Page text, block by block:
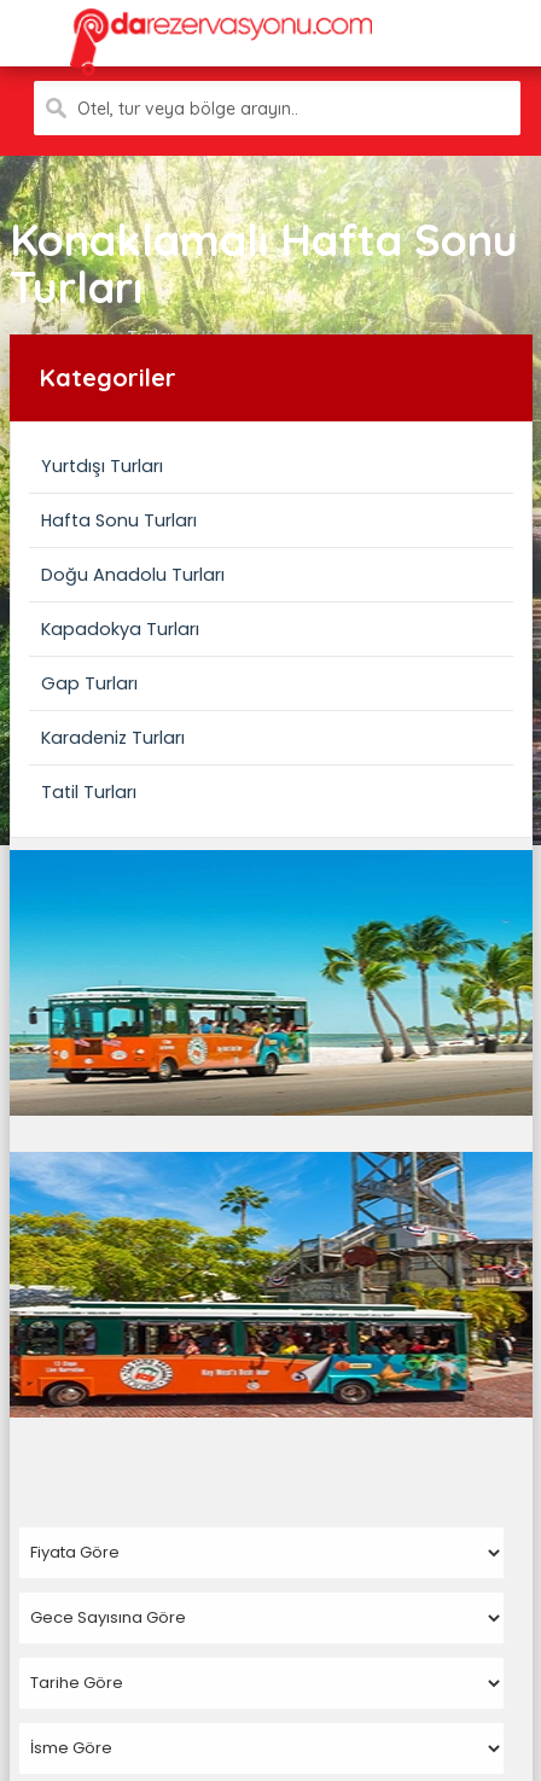
Otel, tur veya bölge arayın..
Konaklamalı Hafta Sonu
Turları
Ana Sayfa Turlar Konaklamalı Hafta Sonu Turları
Kategoriler
Yurtdışı Turları
Hafta Sonu Turları
Doğu Anadolu Turları
Kapadokya Turları
Gap Turları
Karadeniz Turları
Tatil Turları